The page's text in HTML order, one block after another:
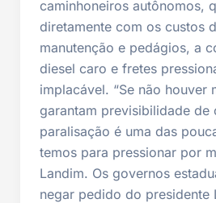
caminhoneiros autônomos,
diretamente com os custos
manutenção e pedágios, a
diesel caro e fretes
implacável. “Se não houver
garantam previsibilidade de
paralisação é uma das
temos para pressionar por
Landim. Os governos
negar pedido do presidente